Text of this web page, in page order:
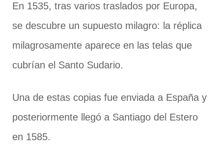
En 1535, tras varios traslados por Europa,
se descubre un supuesto milagro: la réplica
milagrosamente aparece en las telas que
cubrían el Santo Sudario.
Una de estas copias fue enviada a España y
posteriormente llegó a Santiago del Estero
en 1585.